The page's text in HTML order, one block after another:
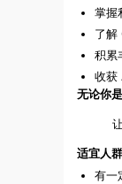
掌握
了解
积累
收获
无论你
适宜人群
有一